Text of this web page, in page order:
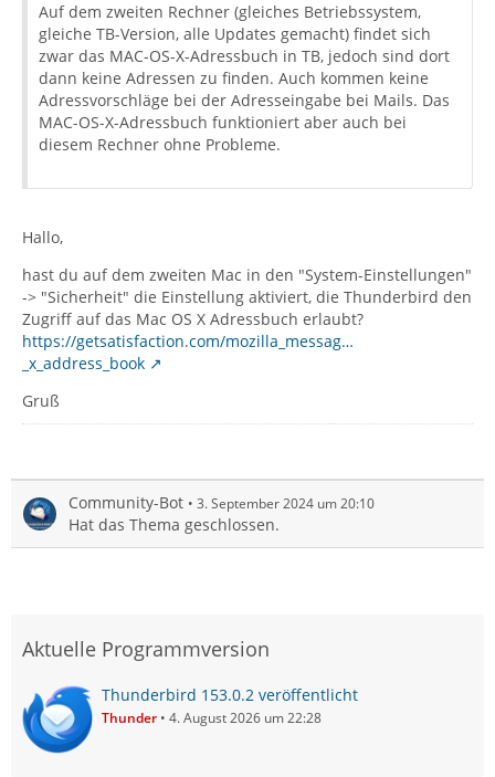
Auf dem zweiten Rechner (gleiches Betriebssystem,
gleiche TB-Version, alle Updates gemacht) findet sich
zwar das MAC-OS-X-Adressbuch in TB, jedoch sind dort
dann keine Adressen zu finden. Auch kommen keine
Adressvorschläge bei der Adresseingabe bei Mails. Das
MAC-OS-X-Adressbuch funktioniert aber auch bei
diesem Rechner ohne Probleme.
Hallo,
hast du auf dem zweiten Mac in den "System-Einstellungen"
-> "Sicherheit" die Einstellung aktiviert, die Thunderbird den
Zugriff auf das Mac OS X Adressbuch erlaubt?
https://getsatisfaction.com/mozilla_messag…
_x_address_book
Gruß
Community-Bot 3. September 2024 um 20:10
Hat das Thema geschlossen.
Aktuelle Programmversion
Thunderbird 153.0.2 veröffentlicht
Thunder 4. August 2026 um 22:28